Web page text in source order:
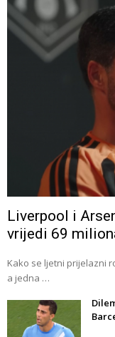
Liverpool i
vrijedi 69
Kako se ljetni prijelazni
a jedna …